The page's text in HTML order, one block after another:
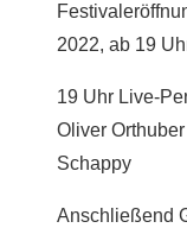
2022, ab 19
19 Uhr Live-
Oliver
Schappy
Anschließend